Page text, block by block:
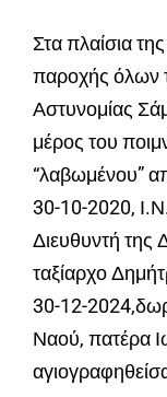
Στα πλαίσια
παροχής όλων
Αστυνομίας
μέρος του
“λαβωμένου”
30-10-2020,
Διευθυντή της
ταξίαρχο
30-12-
Ναού, πατέρα